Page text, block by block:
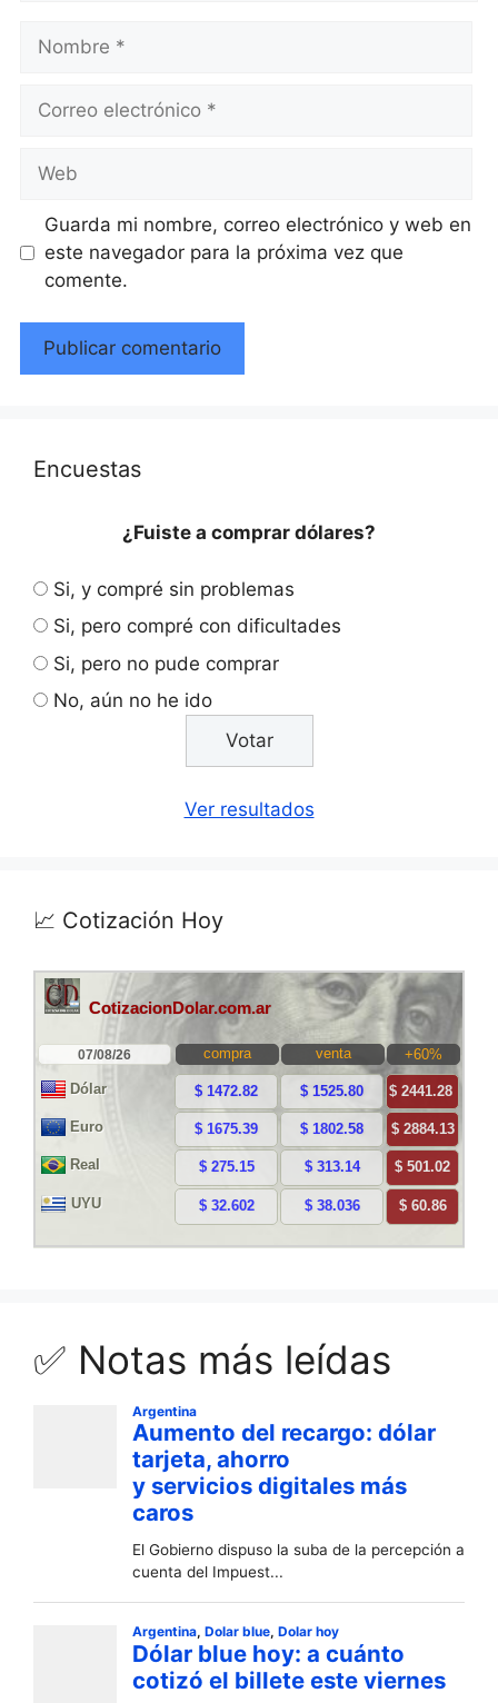
electrónico
Guarda mi nombre, correo electrónico y web en
este navegador para la próxima vez que
comente.
Encuestas
¿Fuiste a comprar dólares?
Si, y compré sin problemas
Si, pero compré con dificultades
Si, pero no pude comprar
No, aún no he ido
Ver resultados
📈 Cotización Hoy
✅ Notas más leídas